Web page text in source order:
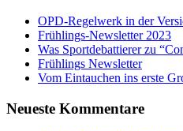
OPD-Regelwerk in der
Frühlings-Newsletter 2023
Was Sportdebattierer zu
Frühlings Newsletter
Vom Eintauchen ins erste
Neueste Kommentare